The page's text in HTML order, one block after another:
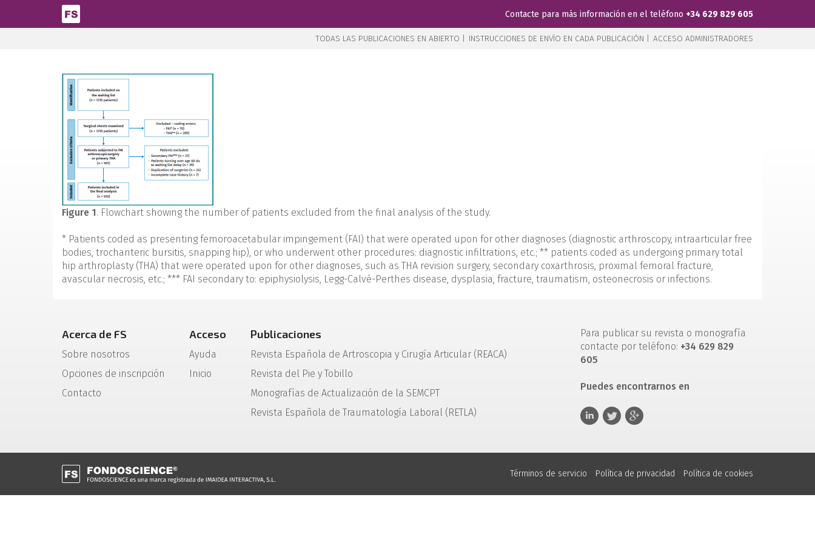
Pasar al contenido principal
Contacte para más información en el teléfono +34 629 829 605
TODAS LAS PUBLICACIONES EN ABIERTO | INSTRUCCIONES DE ENVÍO EN CADA PUBLICACIÓN | ACCESO ADMINISTRADORES
Figure 1. Flowchart showing the number of patients excluded from the final analysis of the study.
* Patients coded as presenting femoroacetabular impingement (FAI) that were operated upon for other diagnoses (diagnostic arthroscopy, intraarticular free
bodies, trochanteric bursitis, snapping hip), or who underwent other procedures: diagnostic infiltrations, etc.; ** patients coded as undergoing primary total
hip arthroplasty (THA) that were operated upon for other diagnoses, such as THA revision surgery, secondary coxarthrosis, proximal femoral fracture,
avascular necrosis, etc.; *** FAI secondary to: epiphysiolysis, Legg-Calvé-Perthes disease, dysplasia, fracture, traumatism, osteonecrosis or infections.
Acerca de FS
Sobre nosotros
Opciones de inscripción
Contacto
Acceso
Ayuda
Inicio
Publicaciones
Revista Española de Artroscopia y Cirugía Articular (REACA)
Revista del Pie y Tobillo
Monografías de Actualización de la SEMCPT
Revista Española de Traumatología Laboral (RETLA)
Para publicar su revista o monografía
contacte por teléfono: +34 629 829
605
Puedes encontrarnos en
Términos de servicio Política de privacidad Política de cookies